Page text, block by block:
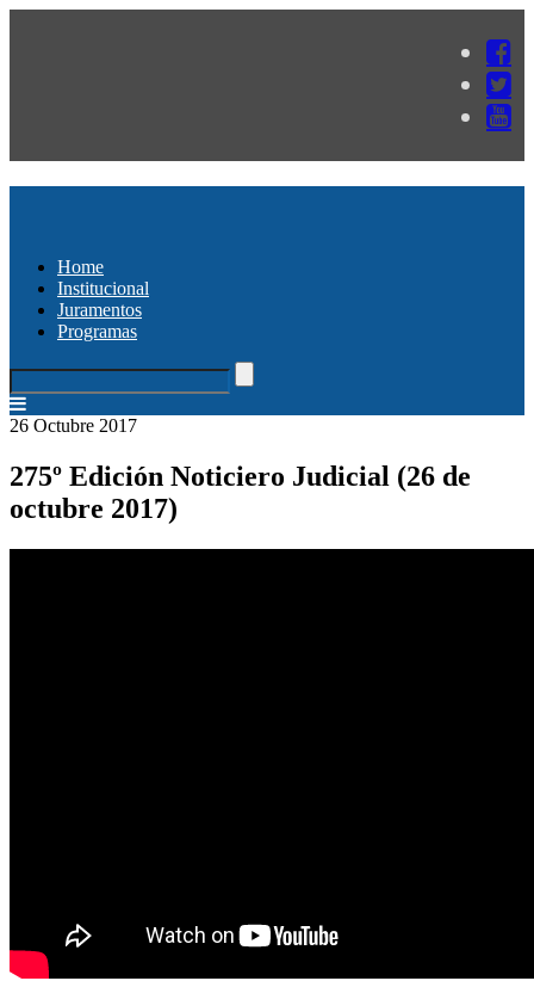
Home
Institucional
Juramentos
Programas
26 Octubre 2017
275º Edición Noticiero Judicial (26 de
octubre 2017)